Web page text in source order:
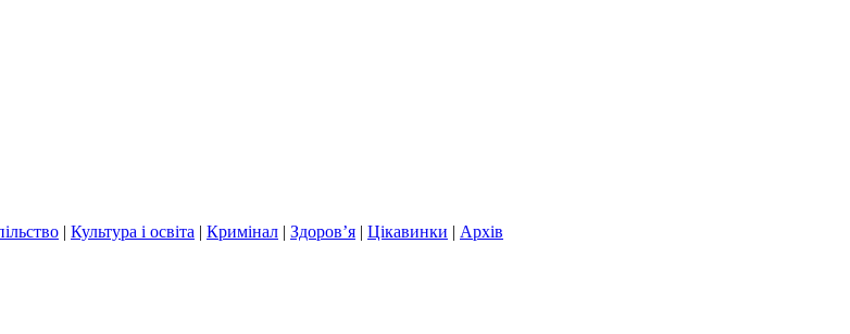
| Культура і освіта | Кримінал | Здоров’я | Цікавинки | Архів